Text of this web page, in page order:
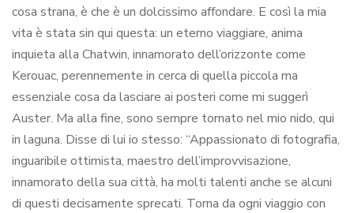
cosa strana, è che è un dolcissimo affondare. E così la mia
vita è stata sin qui questa: un eterno viaggiare, anima
inquieta alla Chatwin, innamorato dell’orizzonte come
Kerouac, perennemente in cerca di quella piccola ma
essenziale cosa da lasciare ai posteri come mi suggerì
Auster. Ma alla fine, sono sempre tornato nel mio nido, qui
in laguna. Disse di lui io stesso: “Appassionato di fotografia,
inguaribile ottimista, maestro dell’improvvisazione,
innamorato della sua città, ha molti talenti anche se alcuni
di questi decisamente sprecati. Torna da ogni viaggio con